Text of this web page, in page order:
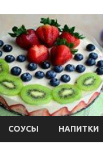
СОУСЫ НАПИТКИ